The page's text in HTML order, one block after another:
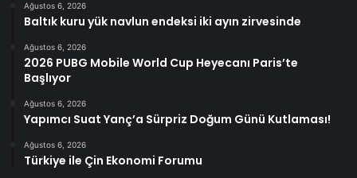
Ağustos 6, 2026
Baltık kuru yük navlun endeksi iki ayın zirvesinde
Ağustos 6, 2026
2026 PUBG Mobile World Cup Heyecanı Paris’te
Başlıyor
Ağustos 6, 2026
Yapımcı Suat Yanç’a Sürpriz Doğum Günü Kutlaması!
Ağustos 6, 2026
Türkiye ile Çin Ekonomi Forumu